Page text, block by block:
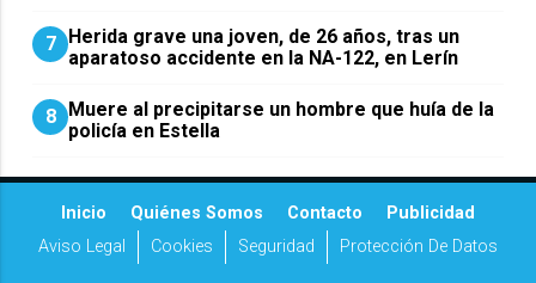
7 Herida grave una joven, de 26 años, tras un
aparatoso accidente en la NA-122, en Lerín
8 Muere al precipitarse un hombre que huía de la
policía en Estella
Inicio Quiénes Somos Contacto
Publicidad
Aviso Legal
Cookies Seguridad Protección De Datos